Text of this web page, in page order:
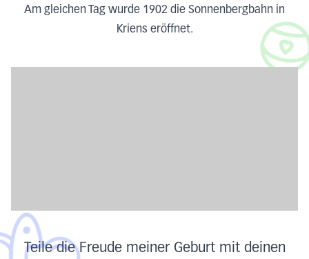
Am gleichen Tag wurde 1902 die Sonnenbergbahn in
Kriens eröffnet.
Teile die Freude meiner Geburt mit deinen